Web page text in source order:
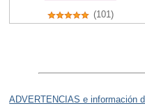
(101)
ADVERTENCIAS e información